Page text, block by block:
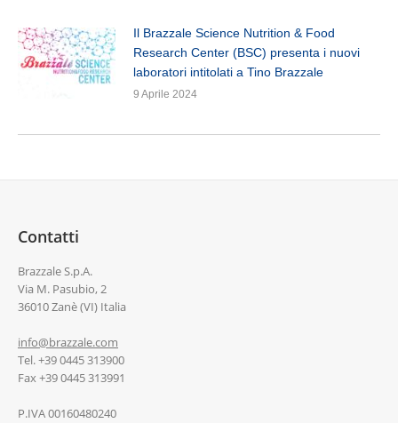
Il Brazzale Science Nutrition & Food
Research Center (BSC) presenta i nuovi
laboratori intitolati a Tino Brazzale
9 Aprile 2024
Contatti
Brazzale S.p.A.
Via M. Pasubio, 2
36010 Zanè (VI) Italia
info@brazzale.com
Tel. +39 0445 313900
Fax +39 0445 313991
P.IVA 00160480240